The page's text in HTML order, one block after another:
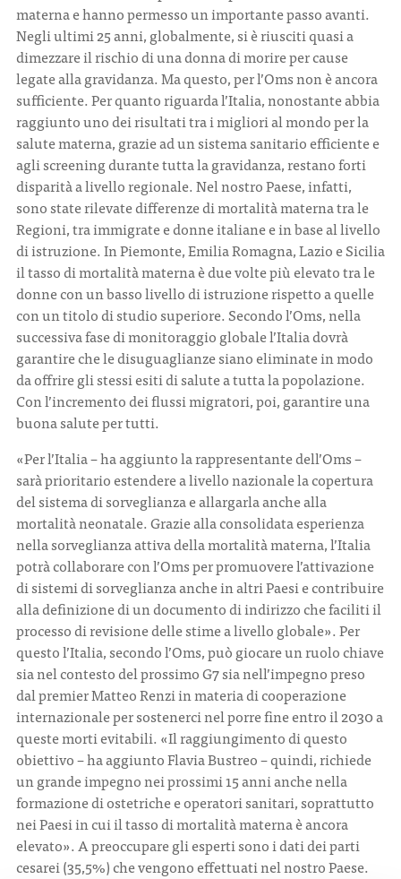
materna e hanno permesso un importante passo avanti.
Negli ultimi 25 anni, globalmente, si è riusciti quasi a
dimezzare il rischio di una donna di morire per cause
legate alla gravidanza. Ma questo, per l’Oms non è ancora
sufficiente. Per quanto riguarda l’Italia, nonostante abbia
raggiunto uno dei risultati tra i migliori al mondo per la
salute materna, grazie ad un sistema sanitario efficiente e
agli screening durante tutta la gravidanza, restano forti
disparità a livello regionale. Nel nostro Paese, infatti,
sono state rilevate differenze di mortalità materna tra le
Regioni, tra immigrate e donne italiane e in base al livello
di istruzione. In Piemonte, Emilia Romagna, Lazio e Sicilia
il tasso di mortalità materna è due volte più elevato tra le
donne con un basso livello di istruzione rispetto a quelle
con un titolo di studio superiore. Secondo l’Oms, nella
successiva fase di monitoraggio globale l’Italia dovrà
garantire che le disuguaglianze siano eliminate in modo
da offrire gli stessi esiti di salute a tutta la popolazione.
Con l’incremento dei flussi migratori, poi, garantire una
buona salute per tutti.
«Per l’Italia – ha aggiunto la rappresentante dell’Oms –
sarà prioritario estendere a livello nazionale la copertura
del sistema di sorveglianza e allargarla anche alla
mortalità neonatale. Grazie alla consolidata esperienza
nella sorveglianza attiva della mortalità materna, l’Italia
potrà collaborare con l’Oms per promuovere l’attivazione
di sistemi di sorveglianza anche in altri Paesi e contribuire
alla definizione di un documento di indirizzo che faciliti il
processo di revisione delle stime a livello globale». Per
questo l’Italia, secondo l’Oms, può giocare un ruolo chiave
sia nel contesto del prossimo G7 sia nell’impegno preso
dal premier Matteo Renzi in materia di cooperazione
internazionale per sostenerci nel porre fine entro il 2030 a
queste morti evitabili. «Il raggiungimento di questo
obiettivo – ha aggiunto Flavia Bustreo – quindi, richiede
un grande impegno nei prossimi 15 anni anche nella
formazione di ostetriche e operatori sanitari, soprattutto
nei Paesi in cui il tasso di mortalità materna è ancora
elevato». A preoccupare gli esperti sono i dati dei parti
cesarei (35,5%) che vengono effettuati nel nostro Paese.